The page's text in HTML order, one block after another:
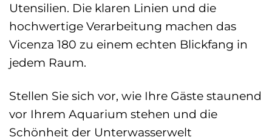
Utensilien. Die klaren Linien und die
hochwertige Verarbeitung machen das
Vicenza 180 zu einem echten Blickfang in
jedem Raum.
Stellen Sie sich vor, wie Ihre Gäste staunend
vor Ihrem Aquarium stehen und die
Schönheit der Unterwasserwelt